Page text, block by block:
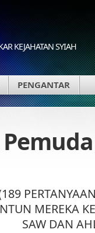
KEJAHATAN SYIAH
PENGANTAR
MEREKA
SAW DAN